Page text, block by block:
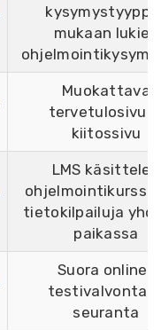
mukaan lukien
Muokattava
tervetulosivu
kiitossivu
LMS käsittelee
tietokilpailuja
paikassa
Suora online-
testivalvonta
seuranta